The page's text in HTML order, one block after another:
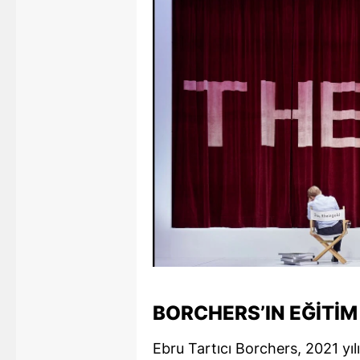
BORCHERS’IN
Ebru Tartıcı Borchers, 2021